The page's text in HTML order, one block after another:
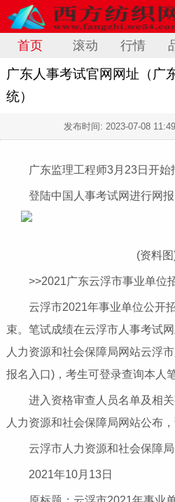
首页 滚动 行情
广东人事考试官网网址（广
统）
发布时间: 2023-07-08
广东监理工程师3月23日开始
登陆中国人事考试网进行网报
(资料
>>2021广东云浮市事业单位
云浮市2021年事业单位公开
束。笔试成绩在云浮市人事考试
人力资源和社会保障局网站云浮
报名入口)，考生可登录查询本人
进入资格审查人员名单及相
人力资源和社会保障局网站公布
云浮市人力资源和社会保障局
2021年10月13日